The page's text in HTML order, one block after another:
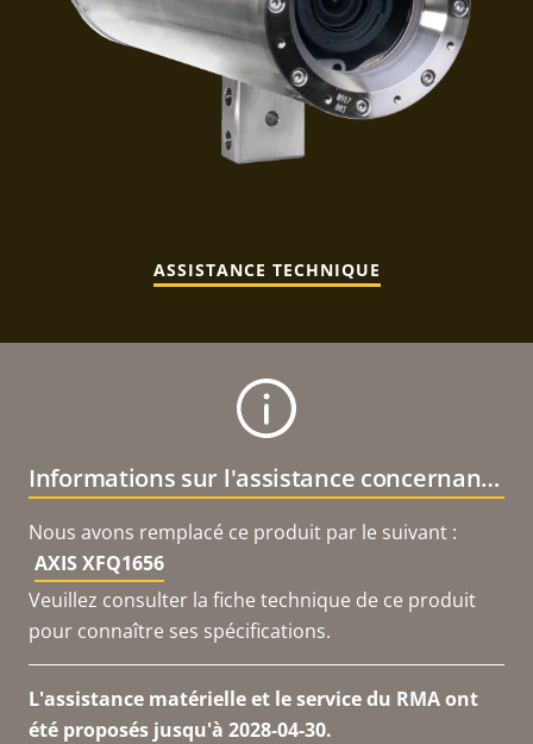
ASSISTANCE TECHNIQUE
Informations sur l'assistance concernant le produit
Nous avons remplacé ce produit par le suivant :
AXIS XFQ1656
Veuillez consulter la fiche technique de ce produit
pour connaître ses spécifications.
L'assistance matérielle et le service du RMA ont
été proposés jusqu'à 2028-04-30.